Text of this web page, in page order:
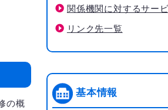
の概
関係機関に対するサー
リンク先一覧
基本情報